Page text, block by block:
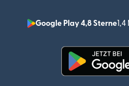
Google Play 4,8 Sterne